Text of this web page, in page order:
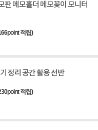
판 메모홀더 메모꽂이 모니터
적립)
정리 공간 활용 선반
적립)